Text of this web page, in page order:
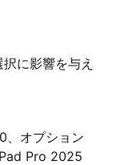
に影響を与え
オプション
Pro 2025